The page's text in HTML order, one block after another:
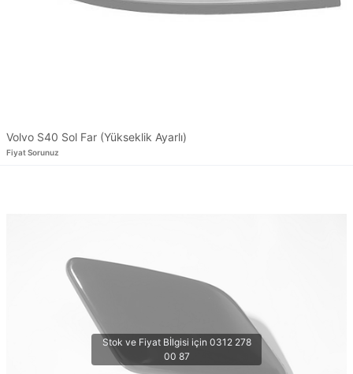
Volvo S40 Sol Far (Yükseklik Ayarlı)
Fiyat Sorunuz